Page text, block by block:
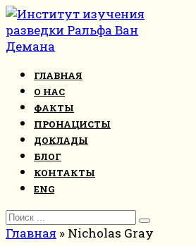
Перейти
к
контенту
ГЛАВНАЯ
О НАС
ФАКТЫ
ПРОНАЦИСТЫ
ДОКЛАДЫ
БЛОГ
КОНТАКТЫ
ENG
Search
for:
Главная » Nicholas Gray